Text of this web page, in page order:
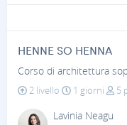
HENNE SO HENNA
Corso di architettura
2 livello
1 giorni
5
Lavinia Neagu